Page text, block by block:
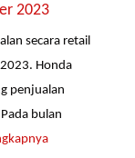
2023
secara retail
Honda
penjualan
bulan